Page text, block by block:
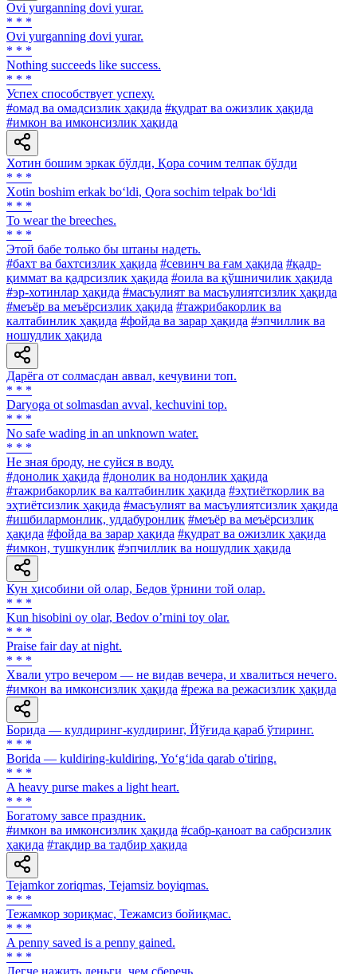
Ovi yurganning dovi yurar.
* * *
Ovi yurganning dovi yurar.
* * *
Nothing succeeds like success.
* * *
Успех способствует успеху.
#омад ва омадсизлик ҳақида #қудрат ва ожизлик ҳақида
#имкон ва имконсизлик ҳақида
Хотин бошим эркак бўлди, Қора сочим телпак бўлди
* * *
Xotin boshim erkak bo‘ldi, Qora sochim telpak bo‘ldi
* * *
To wear the breeches.
* * *
Этой бабе только бы штаны надеть.
#бахт ва бахтсизлик ҳақида #севинч ва ғам ҳақида #қадр-
қиммат ва қадрсизлик ҳақида #оила ва қўшничилик ҳақида
#эр-хотинлар ҳақида #масъулият ва масъулиятсизлик ҳақида
#меъёр ва меъёрсизлик ҳақида #тажрибакорлик ва
калтабинлик ҳақида #фойда ва зарар ҳақида #эпчиллик ва
ношудлик ҳақида
Дарёга от солмасдан аввал, кечувини топ.
* * *
Daryoga ot solmasdan avval, kechuvini top.
* * *
No safe wading in an unknown water.
* * *
He зная броду, не суйся в воду.
#донолик ҳақида #донолик ва нодонлик ҳақида
#тажрибакорлик ва калтабинлик ҳақида #эҳтиёткорлик ва
эҳтиётсизлик ҳақида #масъулият ва масъулиятсизлик ҳақида
#ишбилармонлик, уддабуронлик #меъёр ва меъёрсизлик
ҳақида #фойда ва зарар ҳақида #қудрат ва ожизлик ҳақида
#имкон, тушкунлик #эпчиллик ва ношудлик ҳақида
Кун ҳисобини ой олар, Бедов ўрнини той олар.
* * *
Kun hisobini oy olar, Bedov oʼrnini toy olar.
* * *
Praise fair day at night.
* * *
Хвали утро вечером — не видав вечера, и хвалиться нечего.
#имкон ва имконсизлик ҳақида #режа ва режасизлик ҳақида
Борида — кулдиринг-кулдиринг, Йўғида қараб ўтиринг.
* * *
Borida — kuldiring-kuldiring, Yo‘g‘ida qarab о'tiring.
* * *
A heavy purse makes a light heart.
* * *
Богатому завсе праздник.
#имкон ва имконсизлик ҳақида #сабр-қаноат ва сабрсизлик
ҳақида #тақдир ва тадбир ҳақида
Tejamkor zoriqmas, Tejamsiz boyiqmas.
* * *
Тежамкор зориқмас, Тежамсиз бойиқмас.
* * *
A penny saved is a penny gained.
* * *